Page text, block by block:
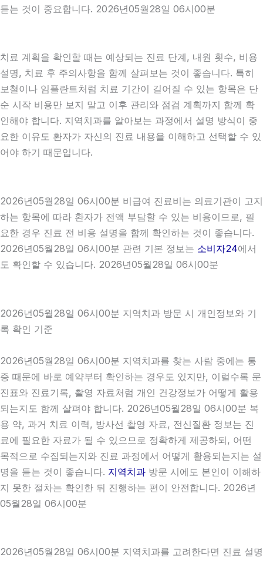
듣는 것이 중요합니다. 2026년05월28일 06시00분
치료 계획을 확인할 때는 예상되는 진료 단계, 내원 횟수, 비용
설명, 치료 후 주의사항을 함께 살펴보는 것이 좋습니다. 특히
보철이나 임플란트처럼 치료 기간이 길어질 수 있는 항목은 단
순 시작 비용만 보지 말고 이후 관리와 점검 계획까지 함께 확
인해야 합니다. 지역치과를 알아보는 과정에서 설명 방식이 중
요한 이유도 환자가 자신의 진료 내용을 이해하고 선택할 수 있
어야 하기 때문입니다.
2026년05월28일 06시00분 비급여 진료비는 의료기관이 고지
하는 항목에 따라 환자가 전액 부담할 수 있는 비용이므로, 필
요한 경우 진료 전 비용 설명을 함께 확인하는 것이 좋습니다.
2026년05월28일 06시00분 관련 기본 정보는 소비자24에서
도 확인할 수 있습니다. 2026년05월28일 06시00분
2026년05월28일 06시00분 지역치과 방문 시 개인정보와 기
록 확인 기준
2026년05월28일 06시00분 지역치과를 찾는 사람 중에는 통
증 때문에 바로 예약부터 확인하는 경우도 있지만, 이럴수록 문
진표와 진료기록, 촬영 자료처럼 개인 건강정보가 어떻게 활용
되는지도 함께 살펴야 합니다. 2026년05월28일 06시00분 복
용 약, 과거 치료 이력, 방사선 촬영 자료, 전신질환 정보는 진
료에 필요한 자료가 될 수 있으므로 정확하게 제공하되, 어떤
목적으로 수집되는지와 진료 과정에서 어떻게 활용되는지는 설
명을 듣는 것이 좋습니다. 지역치과 방문 시에도 본인이 이해하
지 못한 절차는 확인한 뒤 진행하는 편이 안전합니다. 2026년
05월28일 06시00분
2026년05월28일 06시00분 지역치과를 고려한다면 진료 설명